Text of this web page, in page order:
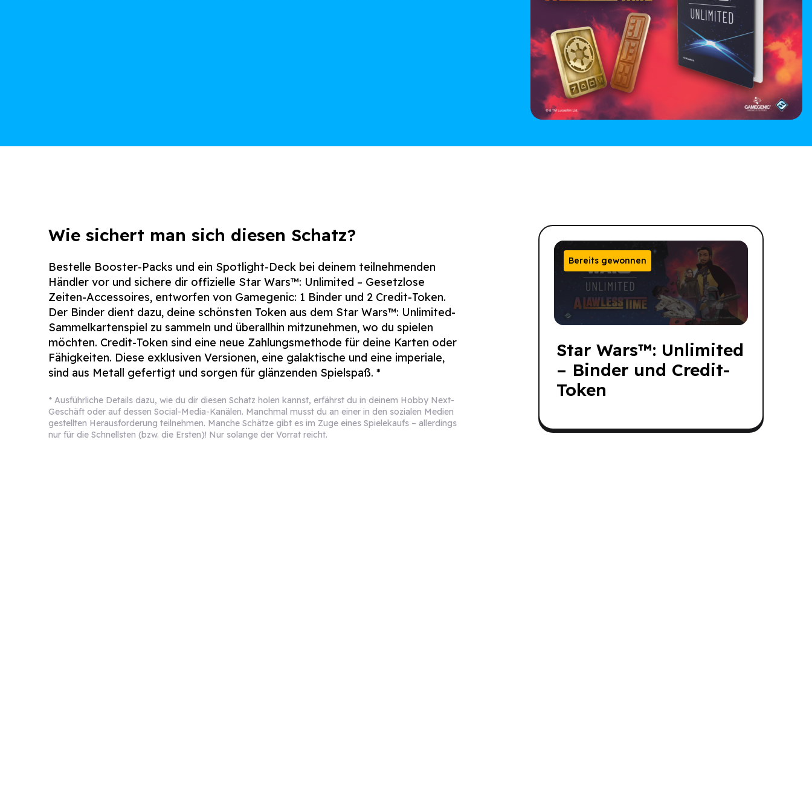
Wie sichert man sich diesen Schatz?
Bestelle Booster-Packs und ein Spotlight-Deck bei deinem teilnehmenden
Händler vor und sichere dir offizielle Star Wars™: Unlimited – Gesetzlose
Zeiten-Accessoires, entworfen von Gamegenic: 1 Binder und 2 Credit-Token.
Der Binder dient dazu, deine schönsten Token aus dem Star Wars™: Unlimited-
Sammelkartenspiel zu sammeln und überallhin mitzunehmen, wo du spielen
möchten. Credit-Token sind eine neue Zahlungsmethode für deine Karten oder
Fähigkeiten. Diese exklusiven Versionen, eine galaktische und eine imperiale,
sind aus Metall gefertigt und sorgen für glänzenden Spielspaß. *
* Ausführliche Details dazu, wie du dir diesen Schatz holen kannst, erfährst du in deinem Hobby Next-
Geschäft oder auf dessen Social-Media-Kanälen. Manchmal musst du an einer in den sozialen Medien
gestellten Herausforderung teilnehmen. Manche Schätze gibt es im Zuge eines Spielekaufs – allerdings
nur für die Schnellsten (bzw. die Ersten)! Nur solange der Vorrat reicht.
Bereits gewonnen
Star Wars™: Unlimited
– Binder und Credit-
Token